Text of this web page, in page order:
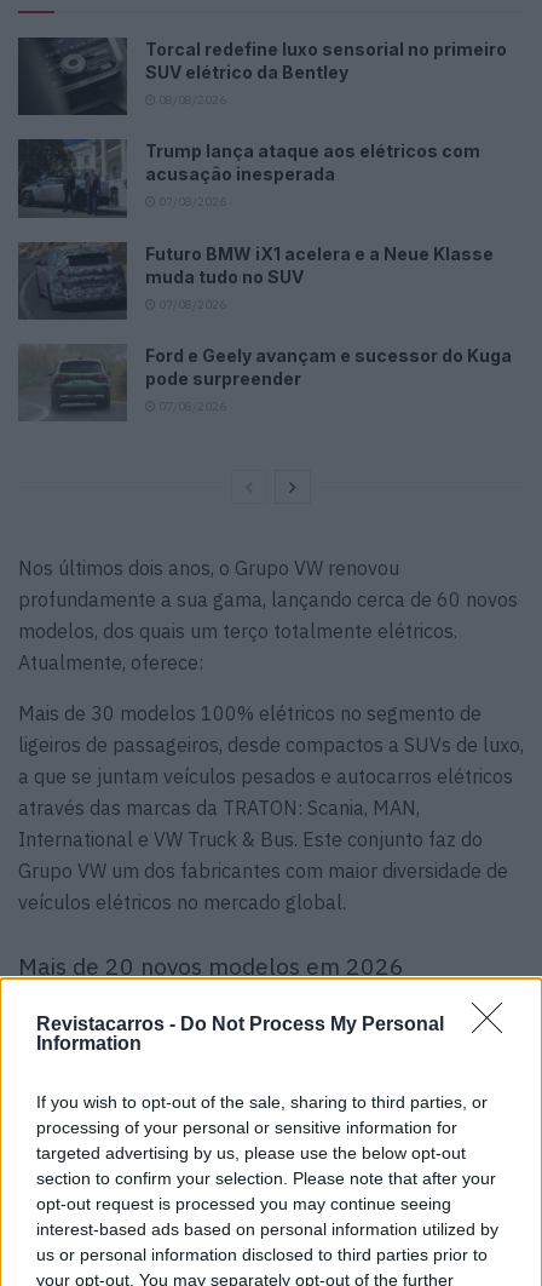
Revistacarros - Do Not Process My Personal
Information
If you wish to opt-out of the sale, sharing to third parties, or
processing of your personal or sensitive information for
targeted advertising by us, please use the below opt-out
section to confirm your selection. Please note that after your
opt-out request is processed you may continue seeing
interest-based ads based on personal information utilized by
us or personal information disclosed to third parties prior to
your opt-out. You may separately opt-out of the further
Torcal redefine luxo sensorial no primeiro
SUV elétrico da Bentley
Trump lança ataque aos elétricos com
acusação inesperada
Futuro BMW iX1 acelera e a Neue Klasse
muda tudo no SUV
Ford e Geely avançam e sucessor do Kuga
pode surpreender
Nos últimos dois anos, o Grupo VW renovou
profundamente a sua gama, lançando cerca de 60 novos
modelos, dos quais um terço totalmente elétricos.
Atualmente, oferece:
Mais de 30 modelos 100% elétricos no segmento de
ligeiros de passageiros, desde compactos a SUVs de luxo,
a que se juntam veículos pesados e autocarros elétricos
através das marcas da TRATON: Scania, MAN,
International e VW Truck & Bus. Este conjunto faz do
Grupo VW um dos fabricantes com maior diversidade de
veículos elétricos no mercado global.
Mais de 20 novos modelos em 2026
O Grupo VW continua empenhado na mobilidade elétrica
e este ano planeia lançar mais de 20 novos modelos,
modelos 100% elétricos destinados ao mercado chinês, o
maior do mundo, bem como uma nova Família de Carros
Elétricos Urbanos na Europa, composta por quatro
modelos compactos 100% elétricos.